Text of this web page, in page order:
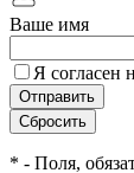
Ваше имя
Я согласен
* - Поля,